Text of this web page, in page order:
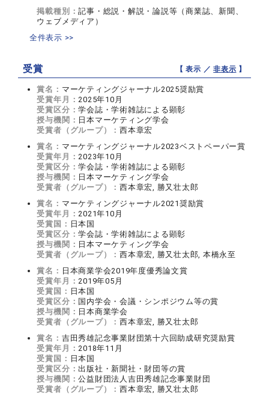
掲載種別：記事・総説・解説・論説等（商業誌、新聞、
ウェブメディア）
全件表示 >>
受賞 【 表示 ／非表示 】
賞名： マーケティングジャーナル2025奨励賞
受賞年月： 2025年10月
受賞区分：学会誌・学術雑誌による顕彰
授与機関： 日本マーケティング学会
受賞者（グループ）：西本章宏
賞名： マーケティングジャーナル2023ベストペーパー賞
受賞年月： 2023年10月
受賞区分：学会誌・学術雑誌による顕彰
授与機関： 日本マーケティング学会
受賞者（グループ）：西本章宏, 勝又壮太郎
賞名： マーケティングジャーナル2021奨励賞
受賞年月： 2021年10月
受賞国： 日本国
受賞区分：学会誌・学術雑誌による顕彰
授与機関： 日本マーケティング学会
受賞者（グループ）：西本章宏, 勝又壮太郎, 本橋永至
賞名： 日本商業学会2019年度優秀論文賞
受賞年月： 2019年05月
受賞国： 日本国
受賞区分： 国内学会・会議・シンポジウム等の賞
授与機関： 日本商業学会
受賞者（グループ）：西本章宏, 勝又壮太郎
賞名： 吉田秀雄記念事業財団第十六回助成研究奨励賞
受賞年月： 2018年11月
受賞国： 日本国
受賞区分：出版社・新聞社・財団等の賞
授与機関：公益財団法人吉田秀雄記念事業財団
受賞者（グループ）：西本章宏, 勝又壮太郎